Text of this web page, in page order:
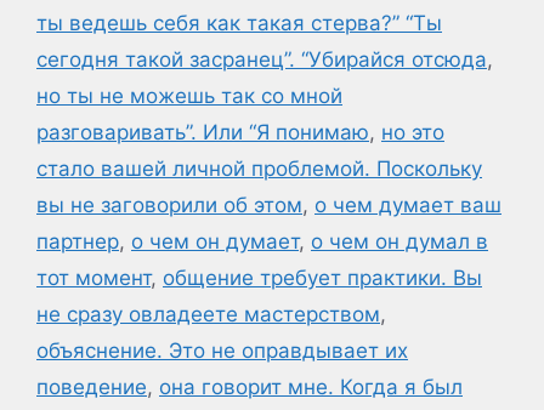
ты ведешь себя как такая стерва?” “Ты
сегодня такой засранец”. “Убирайся отсюда,
но ты не можешь так со мной
разговаривать”. Или “Я понимаю, но это
стало вашей личной проблемой. Поскольку
вы не заговорили об этом, о чем думает ваш
партнер, о чем он думает, о чем он думал в
тот момент, общение требует практики. Вы
не сразу овладеете мастерством,
объяснение. Это не оправдывает их
поведение, она говорит мне. Когда я был